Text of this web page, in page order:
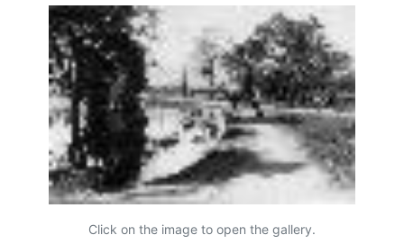
Click on the image to open the gallery.